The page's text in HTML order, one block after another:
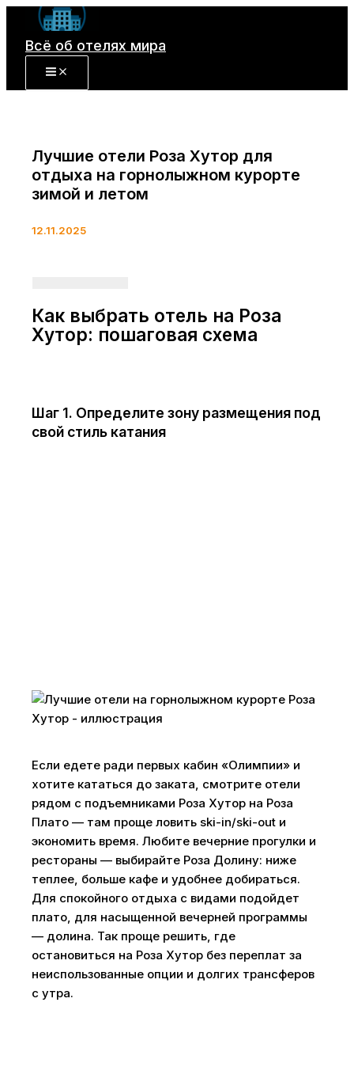
Перейти
содержимому
Всё об отелях мира
Лучшие отели Роза Хутор для
отдыха на горнолыжном курорте
зимой и летом
12.11.2025
Как выбрать отель на Роза
Хутор: пошаговая схема
Шаг 1. Определите зону размещения под
свой стиль катания
Если едете ради первых кабин «Олимпии» и
хотите кататься до заката, смотрите отели
рядом с подъемниками Роза Хутор на Роза
Плато — там проще ловить ski-in/ski-out и
экономить время. Любите вечерние прогулки и
рестораны — выбирайте Роза Долину: ниже
теплее, больше кафе и удобнее добираться.
Для спокойного отдыха с видами подойдет
плато, для насыщенной вечерней программы
— долина. Так проще решить, где
остановиться на Роза Хутор без переплат за
неиспользованные опции и долгих трансферов
с утра.